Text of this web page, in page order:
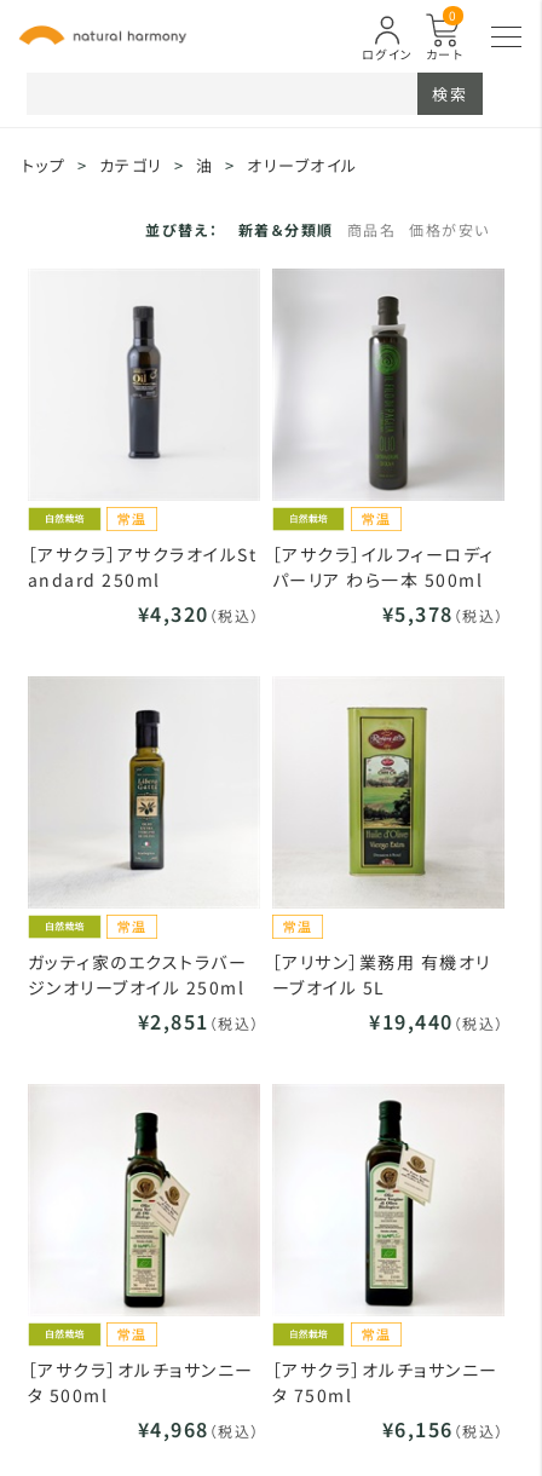
カート
0
ログイン
検索
トップ > カテゴリ > 油 > オリーブオイル
並び替え： 新着＆分類順 商品名 価格が安い
［アサクラ］アサクラオイルSt
andard 250ml
¥4,320 （税込）
［アサクラ］イルフィーロディ
パーリア わら一本 500ml
¥5,378 （税込）
ガッティ家のエクストラバー
ジンオリーブオイル 250ml
¥2,851 （税込）
［アリサン］業務用 有機オリ
ーブオイル 5L
¥19,440 （税込）
［アサクラ］オルチョサンニー
タ 500ml
¥4,968 （税込）
［アサクラ］オルチョサンニー
タ 750ml
¥6,156 （税込）